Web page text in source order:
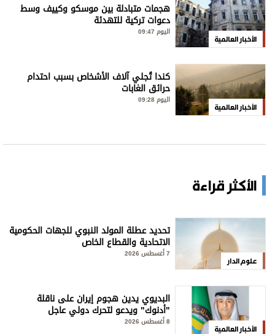
الأخبار العالمية
هجمات متبادلة بين موسكو وكييف وسط
دعوات تركية للتهدئة
اليوم 09:47
الأخبار العالمية
كندا تُجلي آلاف الأشخاص بسبب احتدام
حرائق الغابات
اليوم 09:28
الأكثر قراءة
علوم الدار
تحديد عطلة المولد النبوي للجهات الحكومية
الاتحادية والقطاع الخاص
الأخبار العالمية
البديوي يدين هجوم إيران على ناقلة
"أدنوك" ويدعو لتحرك دولي عاجل
8 أغسطس 2026